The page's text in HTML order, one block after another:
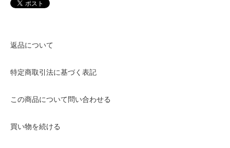
返品について
特定商取引法に基づく表記
この商品について問い合わせる
買い物を続ける